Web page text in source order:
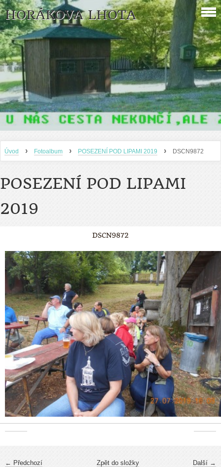
HORÁKOVA LHOTA
Úvod › Fotoalbum › POSEZENÍ POD LIPAMI 2019 › DSCN9872
POSEZENÍ POD LIPAMI
2019
DSCN9872
← Předchozí Další →
Zpět do složky